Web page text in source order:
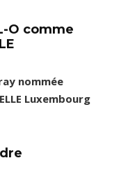
O comme
nommée
Luxembourg